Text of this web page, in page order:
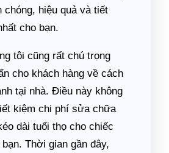
chóng, hiệu quả và tiết
cho bạn.
tôi cũng rất chú trọng
cho khách hàng về cách
tại nhà. Điều này không
kiệm chi phí sửa chữa
dài tuổi thọ cho chiếc
Thời gian gần đây,